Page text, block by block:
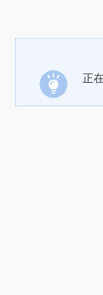
正